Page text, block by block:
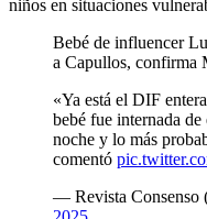
niños en situaciones
Bebé de influencer
a Capullos, confirma
«Ya está el DIF
bebé fue internada
noche y lo más
comentó
— Revista Consenso